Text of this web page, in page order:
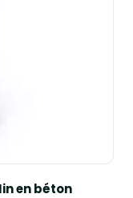
en béton